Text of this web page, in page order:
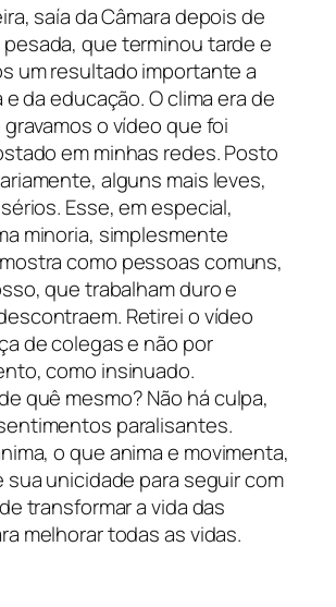
saía da Câmara depois de
que terminou tarde e
um resultado importante a
e da educação. O clima era de
o vídeo que foi
em minhas redes. Posto
alguns mais leves,
Esse, em especial,
minoria, simplesmente
como pessoas comuns,
que trabalham duro e
Retirei o vídeo
de colegas e não por
como insinuado.
quê mesmo? Não há culpa,
paralisantes.
, o que anima e movimenta,
sua unicidade para seguir com
transformar a vida das
melhorar todas as vidas.